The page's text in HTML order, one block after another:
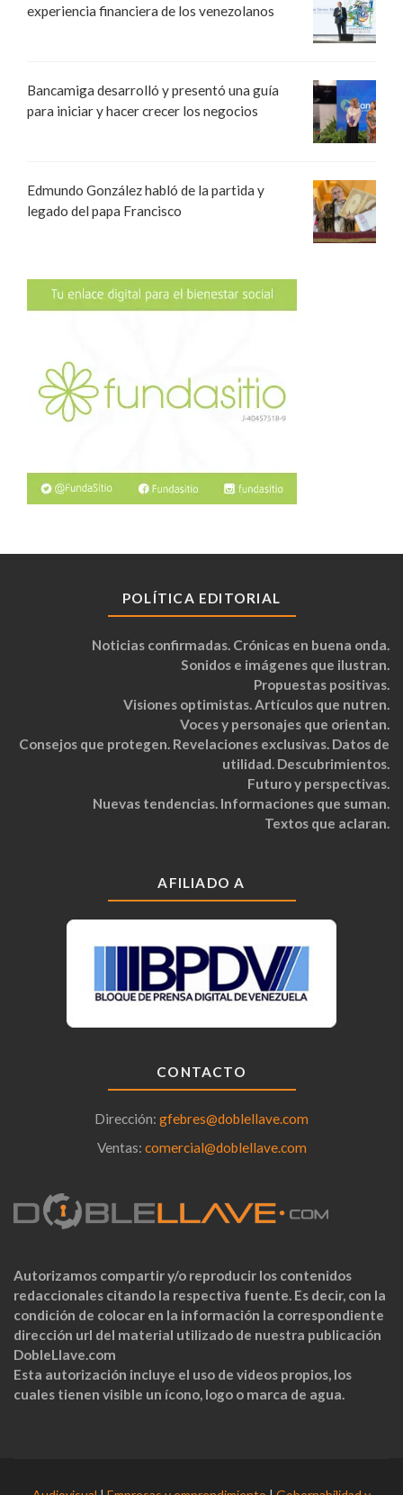
experiencia financiera de los venezolanos
Bancamiga desarrolló y presentó una guía
para iniciar y hacer crecer los negocios
Edmundo González habló de la partida y
legado del papa Francisco
POLÍTICA EDITORIAL
Noticias confirmadas. Crónicas en buena onda.
Sonidos e imágenes que ilustran.
Propuestas positivas.
Visiones optimistas. Artículos que nutren.
Voces y personajes que orientan.
Consejos que protegen. Revelaciones exclusivas. Datos de
utilidad. Descubrimientos.
Futuro y perspectivas.
Nuevas tendencias. Informaciones que suman.
Textos que aclaran.
AFILIADO A
CONTACTO
Dirección: gfebres@doblellave.com
Ventas: comercial@doblellave.com
Autorizamos compartir y/o reproducir los contenidos
redaccionales citando la respectiva fuente. Es decir, con la
condición de colocar en la información la correspondiente
dirección url del material utilizado de nuestra publicación
DobleLlave.com
Esta autorización incluye el uso de videos propios, los
cuales tienen visible un ícono, logo o marca de agua.